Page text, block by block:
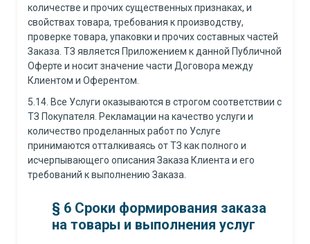
количестве и прочих существенных признаках, и
свойствах товара, требования к производству,
проверке товара, упаковки и прочих составных частей
Заказа. ТЗ является Приложением к данной Публичной
Оферте и носит значение части Договора между
Клиентом и Оферентом.
5.14. Все Услуги оказываются в строгом соответствии с
ТЗ Покупателя. Рекламации на качество услуги и
количество проделанных работ по Услуге
принимаются отталкиваясь от ТЗ как полного и
исчерпывающего описания Заказа Клиента и его
требований к выполнению Заказа.
§ 6 Сроки формирования заказа
на товары и выполнения услуг